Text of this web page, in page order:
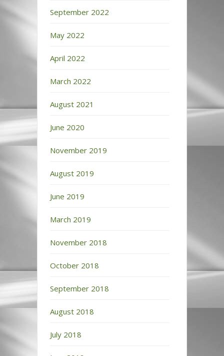
September 2022
May 2022
April 2022
March 2022
August 2021
June 2020
November 2019
August 2019
June 2019
March 2019
November 2018
October 2018
September 2018
August 2018
July 2018